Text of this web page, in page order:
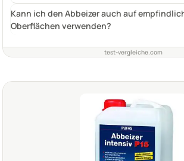
Kann ich den Abbeizer auch auf
Oberflächen verwenden?
test-vergleiche.com